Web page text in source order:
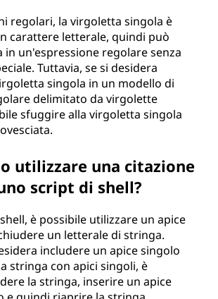
regolari, la virgoletta singola è
carattere letterale, quindi può
in un'espressione regolare senza
Tuttavia, se si desidera
singola in un modello di
delimitato da virgolette
sfuggire alla virgoletta singola
utilizzare una citazione
script di shell?
è possibile utilizzare un apice
un letterale di stringa.
includere un apice singolo
stringa con apici singoli, è
la stringa, inserire un apice